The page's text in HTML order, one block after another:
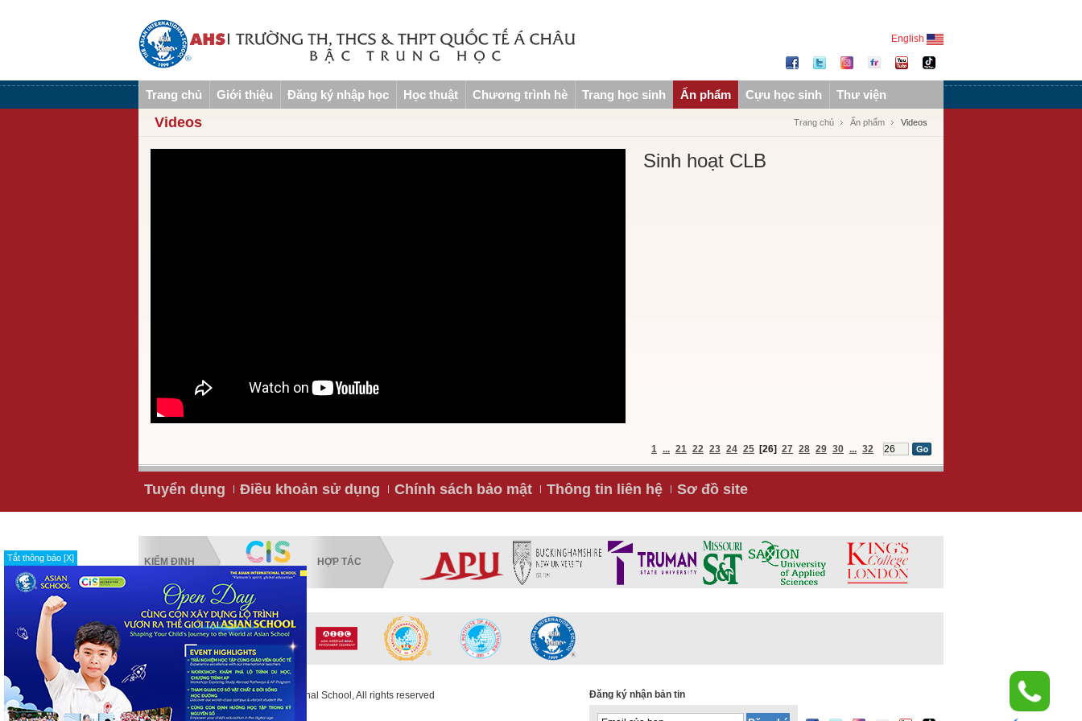
English
Tắt thông báo [X]
Trang chủ Giới thiệu Đăng ký nhập học Học thuật Chương trình hè Trang học sinh Ấn phẩm Cựu học sinh Thư viện
Videos Trang chủ Ấn phẩm Videos
Sinh hoạt CLB
1 ... 21 22 23 24 25 [26] 27 28 29 30 ... 32
Tuyển dụng Điều khoản sử dụng Chính sách bảo mật Thông tin liên hệ Sơ đồ site
KIỂM ĐỊNH HỢP TÁC
Copyright © 2013 The Asian International School, All rights reserved Đăng ký nhận bản tin